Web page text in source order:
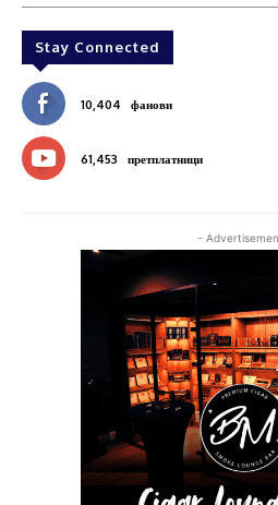
Stay Connected
10,404 фанови
61,453 претплатници
-